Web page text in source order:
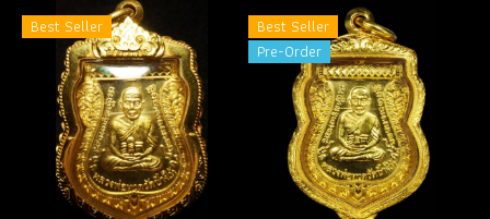
Best Seller
Best Seller
Pre-Order